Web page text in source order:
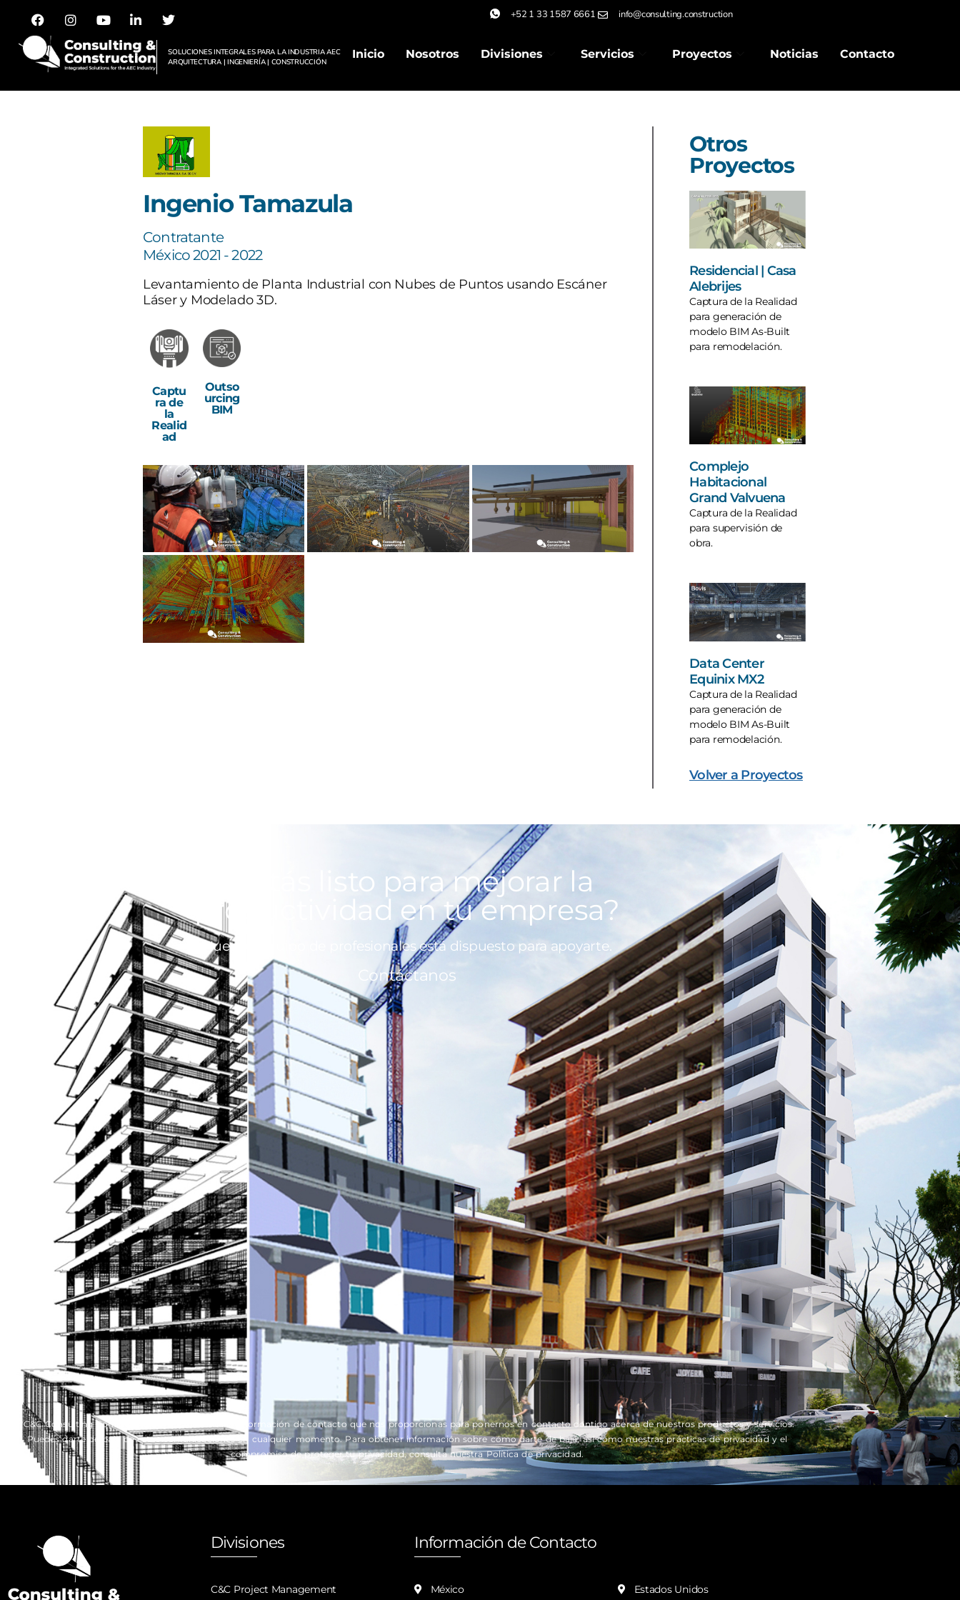
+52 1 33 1587 6661 info@consulting.construction
SOLUCIONES INTEGRALES PARA LA INDUSTRIA AEC
ARQUITECTURA | INGENIERÍA | CONSTRUCCIÓN
Inicio Nosotros Divisiones Servicios Proyectos Noticias Contacto
Ingenio Tamazula
Contratante
México 2021 - 2022
Levantamiento de Planta Industrial con Nubes de Puntos usando Escáner
Láser y Modelado 3D.
Captu
ra de
la
Realid
ad
Outso
urcing
BIM
Otros
Proyectos
Residencial | Casa
Alebrijes
Captura de la Realidad
para generación de
modelo BIM As-Built
para remodelación.
Complejo
Habitacional
Grand Valvuena
Captura de la Realidad
para supervisión de
obra.
Data Center
Equinix MX2
Captura de la Realidad
para generación de
modelo BIM As-Built
para remodelación.
Volver a Proyectos
¿Estás listo para mejorar la
productividad en tu empresa?
Nuestro equipo de profesionales está dispuesto para apoyarte.
Contáctanos
*C&C Consulting Construction Group necesita la información de contacto que nos proporcionas para ponernos en contacto contigo acerca de nuestros productos y servicios.
Puedes darte de baja de estas comunicaciones en cualquier momento. Para obtener información sobre cómo darte de baja, así como nuestras prácticas de privacidad y el
compromiso de proteger tu privacidad, consulta nuestra Política de privacidad.
Divisiones
C&C Project Management
Información de Contacto
México Estados Unidos